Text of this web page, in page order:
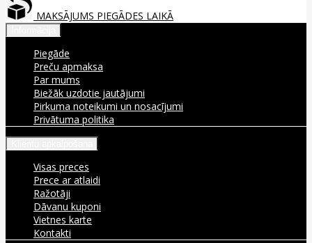
MAKSĀJUMS PIEGĀDES LAIKĀ
Piegāde
Preču apmaksa
Par mums
Biežāk uzdotie jautājumi
Pirkuma noteikumi un nosacījumi
Privātuma politika
Visas preces
Prece ar atlaidi
Ražotāji
Dāvanu kuponi
Vietnes karte
Kontakti